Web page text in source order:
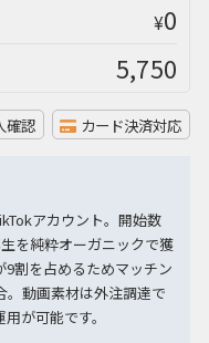
¥0
5,750
確認 カード決済対応
アカウント。開始数
を純粋オーガニックで獲
割を占めるためマッチン
。動画素材は外注調達で
が可能です。